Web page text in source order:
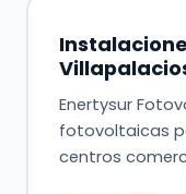
Enertysur
fotovoltaicas
centros